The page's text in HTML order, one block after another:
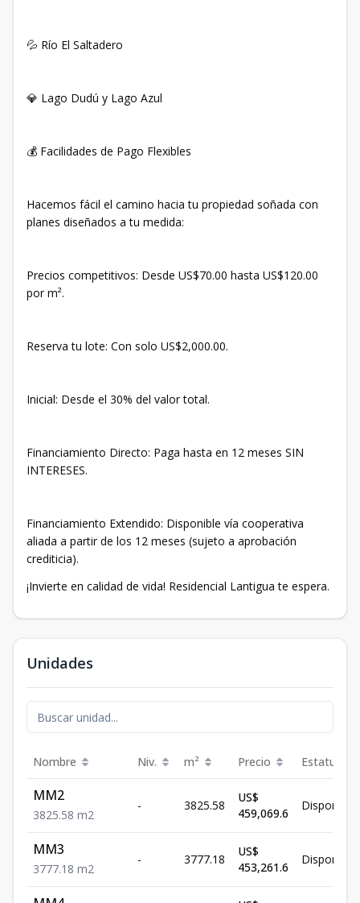
💦 Río El Saltadero
💎 Lago Dudú y Lago Azul
💰 Facilidades de Pago Flexibles
Hacemos fácil el camino hacia tu propiedad soñada con
planes diseñados a tu medida:
Precios competitivos: Desde US$70.00 hasta US$120.00
por m².
Reserva tu lote: Con solo US$2,000.00.
Inicial: Desde el 30% del valor total.
Financiamiento Directo: Paga hasta en 12 meses SIN
INTERESES.
Financiamiento Extendido: Disponible vía cooperativa
aliada a partir de los 12 meses (sujeto a aprobación
crediticia).
¡Invierte en calidad de vida! Residencial Lantigua te espera.
Unidades
Nombre Niv. m² Precio Estatus
MM2
3825.58 m2
- 3825.58
US$
459,069.6
Disponible
MM3
3777.18 m2
- 3777.18
US$
453,261.6
Disponible